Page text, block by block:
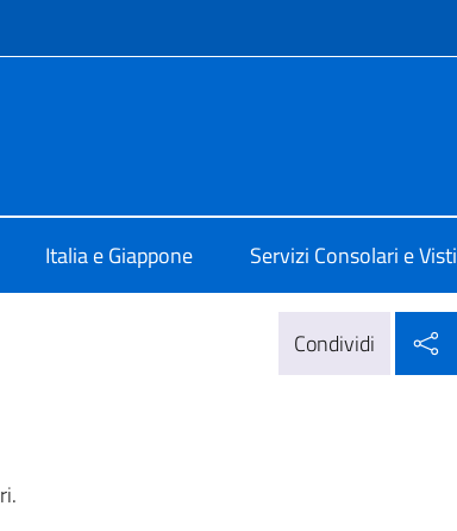
Italia e Giappone Servizi Consolari e Visti
Condividi